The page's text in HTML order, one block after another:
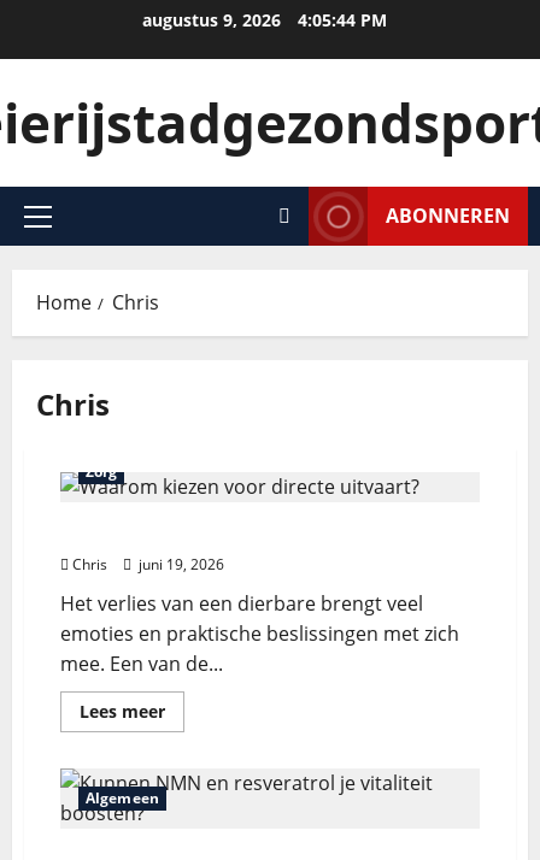
augustus 9, 2026 4:05:45 PM
ABONNEREN
Home Chris
Chris
Zorg
Chris juni 19, 2026
Het verlies van een dierbare brengt veel
emoties en praktische beslissingen met zich
mee. Een van de...
Lees meer
Algemeen